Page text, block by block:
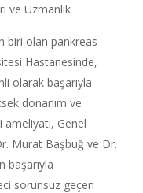
ve Uzmanlık
biri olan pankreas
Hastanesinde,
olarak başarıyla
donanım ve
Genel
Murat Başbuğ ve Dr.
başarıyla
sorunsuz geçen